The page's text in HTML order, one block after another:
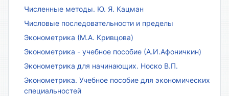
Численные методы. Ю. Я. Кацман
Числовые последовательности и пределы
Эконометрика (М.А. Кривцова)
Эконометрика - учебное пособие (А.И.Афоничкин)
Эконометрика для начинающих. Носко В.П.
Эконометрика. Учебное пособие для экономических
специальностей